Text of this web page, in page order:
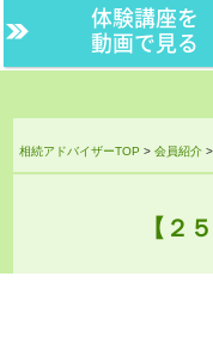
体験講座を
動画で見る
相続アドバイザーTOP >会員紹介
【２